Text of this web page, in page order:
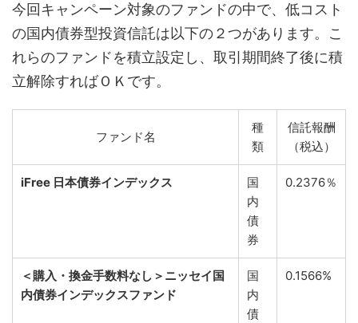
今回キャンペーン対象のファンドの中で、低コスト
の国内債券型投資信託は以下の２つがあります。こ
れらのファンドを積立設定し、取引期間終了後に積
立解除すればＯＫです。
ファンド名
種
類
信託報酬
（税込）
iFree 日本債券インデックス
国
内
債
券
0.2376％
＜購入・換金手数料なし＞ニッセイ国
内債券インデックスファンド
国
内
債
0.1566%